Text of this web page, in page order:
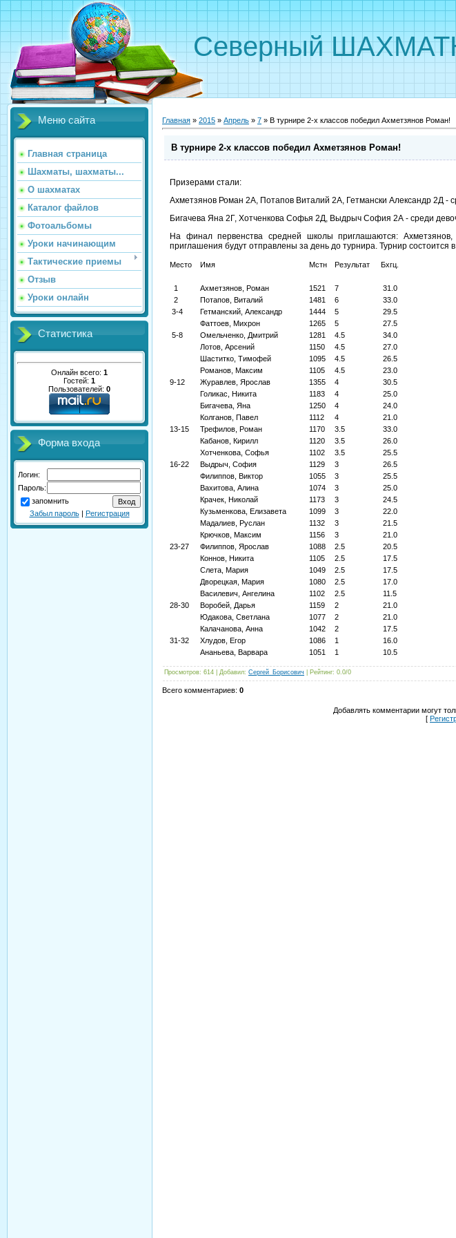
Северный
Меню сайта
Главная страница
Шахматы, шахматы...
О шахматах
Каталог файлов
Фотоальбомы
Уроки начинающим
Тактические приемы
Отзыв
Уроки онлайн
Статистика
Онлайн всего: 1
Гостей: 1
Пользователей: 0
Форма входа
Логин:
Пароль:
запомнить
Забыл пароль| Регистрация
Главная » 2015 » Апрель » 7 » В турнире 2-х классов победил Ахметзянов Роман!
В турнире 2-х классов победил Ахметзянов Роман!
Призерами стали:
Ахметзянов Роман 2А, Потапов Виталий 2А, Гетмански Александр 2Д -
Бигачева Яна 2Г, Хотченкова Софья 2Д, Выдрыч София 2А - среди
На финал первенства средней школы приглашаются: Ахметзянов,
приглашения будут отправлены за день до турнира. Турнир
Место Имя Мстн Результат Бхгц.
1 Ахметзянов, Роман 1521 7
31.0
2
Потапов, Виталий 1481 6
33.0
3-4
Гетманский, Александр 1444 5
29.5
Фаттоев, Михрон
1265 5
27.5
5-8
Омельченко, Дмитрий 1281 4.5
34.0
Лотов, Арсений
1150 4.5
27.0
Шаститко, Тимофей
1095 4.5
26.5
Романов, Максим
1105 4.5
23.0
9-12
Журавлев, Ярослав 1355 4
30.5
Голикас, Никита
1183 4
25.0
Бигачева, Яна
1250 4
24.0
Колганов, Павел
1112 4
21.0
13-15
Трефилов, Роман 1170 3.5
33.0
Кабанов, Кирилл
1120 3.5
26.0
Хотченкова, Софья
1102 3.5
25.5
16-22
Выдрыч, София 1129 3
26.5
Филиппов, Виктор
1055 3
25.5
Вахитова, Алина
1074 3
25.0
Крачек, Николай
1173 3
24.5
Кузьменкова, Елизавета
1099 3
22.0
Мадалиев, Руслан
1132 3
21.5
Крючков, Максим
1156 3
21.0
23-27
Филиппов, Ярослав 1088 2.5
20.5
Коннов, Никита
1105 2.5
17.5
Слета, Мария
1049 2.5
17.5
Дворецкая, Мария
1080 2.5
17.0
Василевич, Ангелина
1102 2.5
11.5
28-30
Воробей, Дарья 1159 2
21.0
Юдакова, Светлана
1077 2
21.0
Калачанова, Анна
1042 2
17.5
31-32
Хлудов, Егор 1086 1
16.0
Ананьева, Варвара
1051 1 10.5
Просмотров: 614 | Добавил: Сергей_Борисович Рейтинг: 0.0/0
Всего комментариев: 0
Добавлять комментарии могут
[